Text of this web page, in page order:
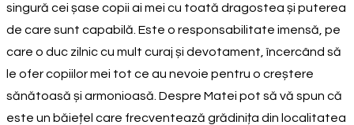
singură cei șase copii ai mei cu toată dragostea și puterea
de care sunt capabilă. Este o responsabilitate imensă, pe
care o duc zilnic cu mult curaj și devotament, încercând să
le ofer copiilor mei tot ce au nevoie pentru o creștere
sănătoasă și armonioasă. Despre Matei pot să vă spun că
este un băiețel care frecventează grădinița din localitatea